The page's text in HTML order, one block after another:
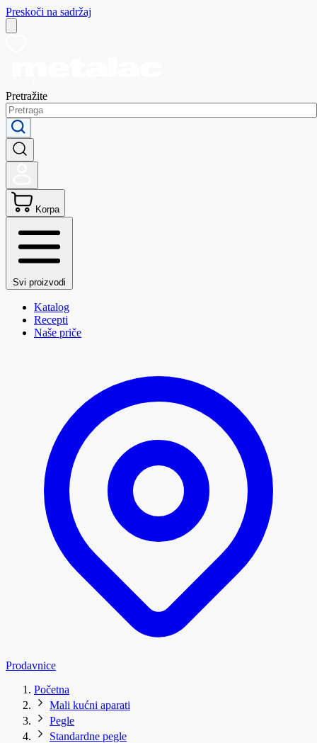
Preskoči na sadržaj
Pretražite
Korpa
Svi proizvodi
Katalog
Recepti
Naše priče
Prodavnice
Početna
Mali kućni aparati
Pegle
Standardne pegle